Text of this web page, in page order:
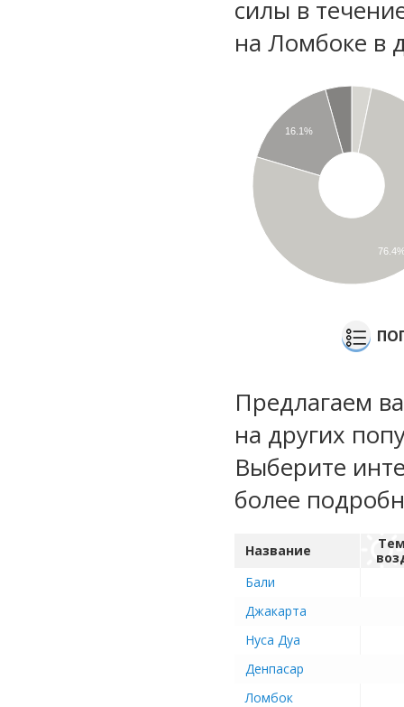
силы в
на Ломбоке в
16.1%
Предлагаем
на других
Выберите
более
Название
Бали
Джакарта
Нуса Дуа
Денпасар
Ломбок